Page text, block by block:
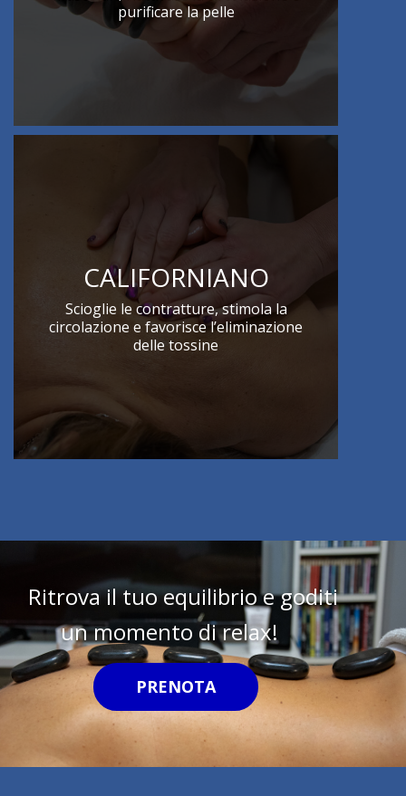
purificare la pelle
CALIFORNIANO
Scioglie le contratture, stimola la
circolazione e favorisce l’eliminazione
delle tossine
Ritrova il tuo equilibrio e goditi
un momento di relax!
PRENOTA